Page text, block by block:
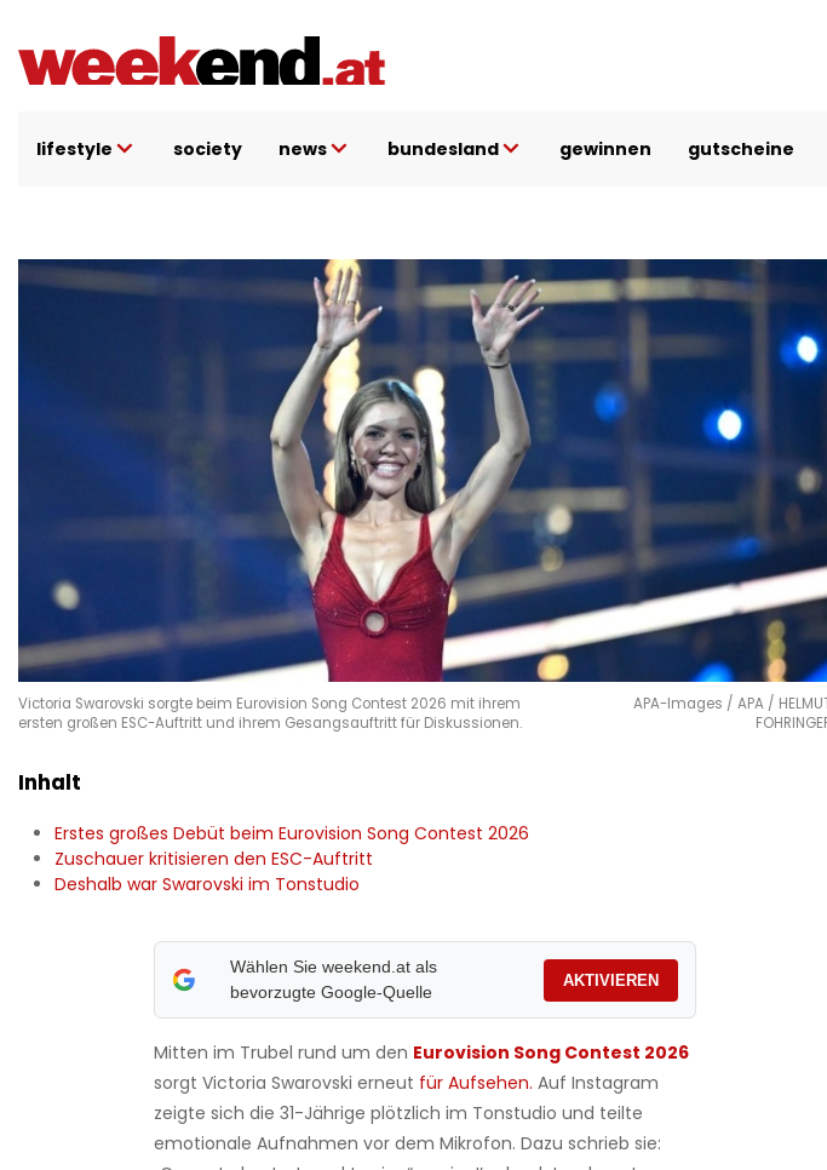
Inhalt
lifestyle society news bundesland gewinnen gutscheine
Victoria Swarovski sorgte beim Eurovision Song Contest 2026 mit ihrem
ersten großen ESC-Auftritt und ihrem Gesangsauftritt für Diskussionen.
APA-Images / APA /
Inhalt
Erstes großes Debüt beim Eurovision Song Contest 2026
Zuschauer kritisieren den ESC-Auftritt
Deshalb war Swarovski im Tonstudio
Wählen Sie weekend.at als
bevorzugte Google-Quelle
AKTIVIEREN
Mitten im Trubel rund um den Eurovision Song Contest 2026
sorgt Victoria Swarovski erneut für Aufsehen. Auf Instagram
zeigte sich die 31-Jährige plötzlich im Tonstudio und teilte
emotionale Aufnahmen vor dem Mikrofon. Dazu schrieb sie: